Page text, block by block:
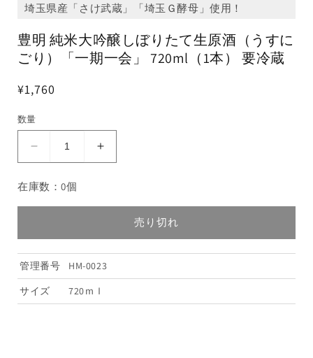
埼玉県産「さけ武蔵」「埼玉Ｇ酵母」使用！
豊明 純米大吟醸しぼりたて生原酒（うすに
ごり）「一期一会」 720ml（1本） 要冷蔵
¥1,760
数量
純
米
吟
醸
し
ぼ
り
豊
米
吟
醸
し
ぼ
り
在庫数：0個
売り切れ
管理番号
HM-0023
サイズ
720ｍｌ